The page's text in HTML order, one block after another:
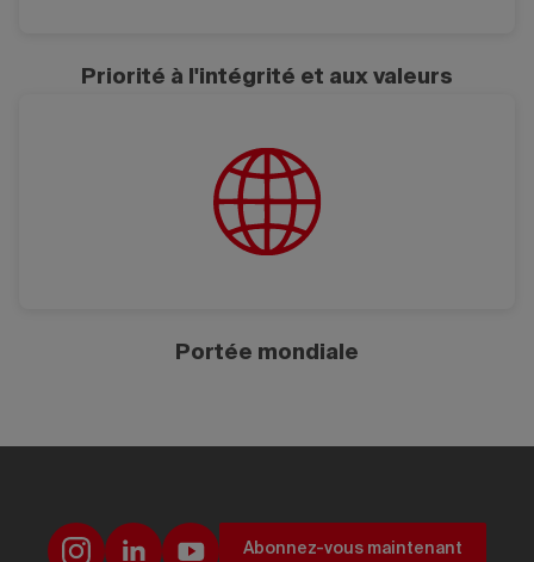
Priorité à l'intégrité et aux valeurs
Portée mondiale
Abonnez-vous maintenant